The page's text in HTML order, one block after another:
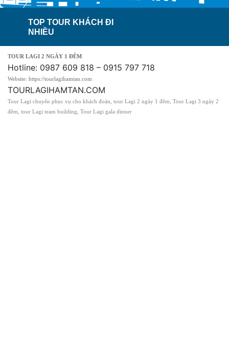
TOP TOUR KHÁCH ĐI
NHIỀU
TOUR LAGI 2 NGÀY 1 ĐÊM
Hotline: 0987 609 818 – 0915 797 718
Website: https://tourlagihamtan.com
TOURLAGIHAMTAN.COM
Tour Lagi chuyên phục vụ cho khách đoàn, tour Lagi 2 ngày 1 đêm, Tour Lagi 3 ngày 2
đêm, tour Lagi team building, Tour Lagi gala dinner